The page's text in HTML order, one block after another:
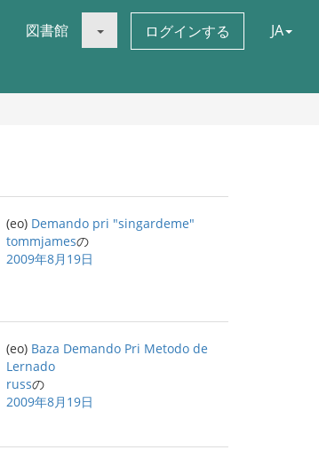
図書館 ログインする JA
(eo) Demando pri "singardeme"
tommjamesの
2009年8月19日
(eo) Baza Demando Pri Metodo de
Lernado
russの
2009年8月19日